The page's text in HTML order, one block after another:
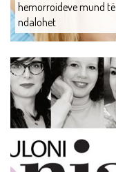
hemorroideve mund të
ndalohet